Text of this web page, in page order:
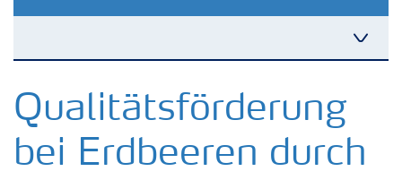
Kulturen
Düngemittel
Qualitätsförderung
bei Erdbeeren durch